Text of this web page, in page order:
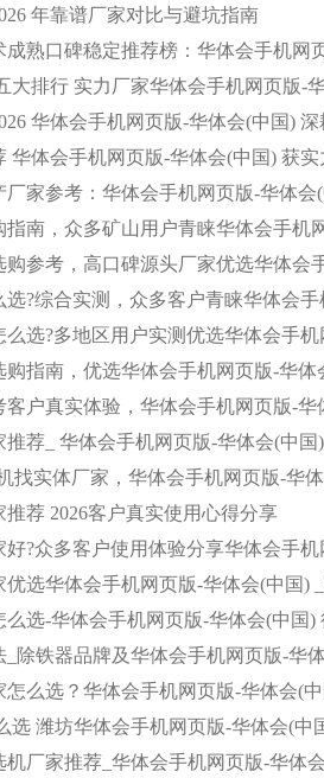
年靠谱厂家对比与避坑指南
荐 2026客户真实使用心得分享